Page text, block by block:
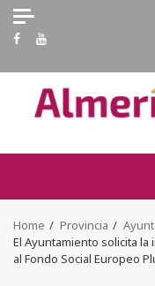
Skip
content
Facebook
Youtube
Home Provincia
El Ayuntamiento solicita
al Fondo Social Europeo